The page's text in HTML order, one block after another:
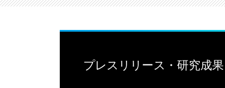
プレスリリース・研究成果